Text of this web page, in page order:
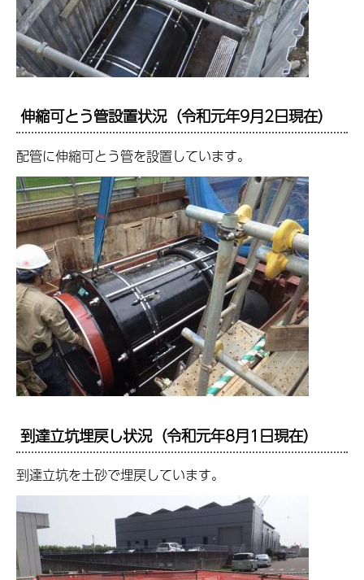
伸縮可とう管設置状況（令和元年9月2日現在）
配管に伸縮可とう管を設置しています。
到達立坑埋戻し状況（令和元年8月1日現在）
到達立坑を土砂で埋戻しています。